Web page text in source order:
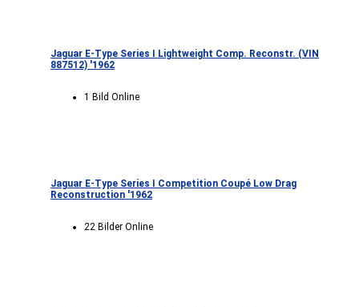
Jaguar E-Type Series I Lightweight Comp. Reconstr. (VIN
887512) '1962
1 Bild Online
Jaguar E-Type Series I Competition Coupé Low Drag
Reconstruction '1962
22 Bilder Online